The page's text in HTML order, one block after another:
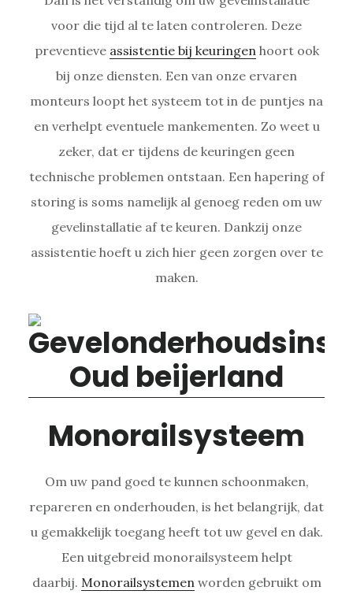
voor die tijd al te laten controleren. Deze
preventieve assistentie bij keuringen hoort ook
bij onze diensten. Een van onze ervaren
monteurs loopt het systeem tot in de puntjes na
en verhelpt eventuele mankementen. Zo weet u
zeker, dat er tijdens de keuringen geen
technische problemen ontstaan. Een hapering of
storing is soms namelijk al genoeg reden om uw
gevelinstallatie af te keuren. Dankzij onze
assistentie hoeft u zich hier geen zorgen over te
maken.
Monorailsysteem
Om uw pand goed te kunnen schoonmaken,
repareren en onderhouden, is het belangrijk, dat
u gemakkelijk toegang heeft tot uw gevel en dak.
Een uitgebreid monorailsysteem helpt
daarbij. Monorailsystemen worden gebruikt om